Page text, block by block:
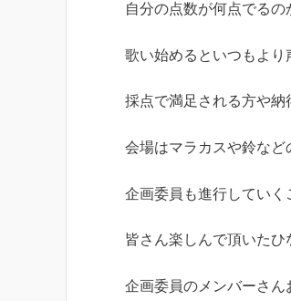
自分の点数が何点でる
歌い始めるといつもより
採点で満足される方や納
会場はマラカスや鈴など
企画委員も進行していく
皆さん楽しんで頂いたひ
企画委員のメンバーさん